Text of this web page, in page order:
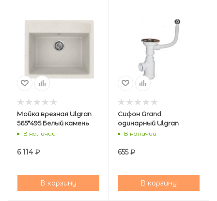
Мойка врезная Ulgran
565*495 Белый камень
В наличии
6 114₽
В корзину
Сифон Grand
одинарный Ulgran
В наличии
655₽
В корзину